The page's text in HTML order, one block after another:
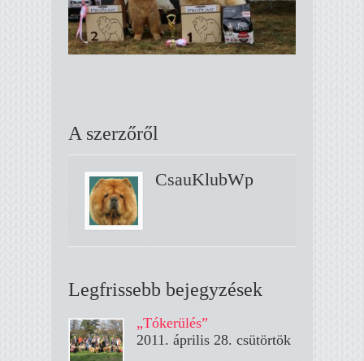
A szerzőről
CsauKlubWp
Legfrissebb bejegyzések
„Tókerülés”
2011. április 28. csütörtök